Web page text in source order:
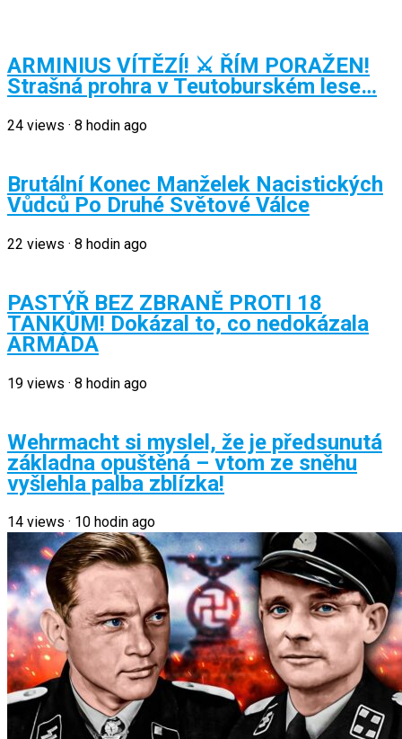
ARMINIUS VÍTĚZÍ! ⚔️ ŘÍM PORAŽEN!
Strašná prohra v Teutoburském lese…
24 views · 8 hodin ago
Brutální Konec Manželek Nacistických
Vůdců Po Druhé Světové Válce
22 views · 8 hodin ago
PASTÝŘ BEZ ZBRANĚ PROTI 18
TANKŮM! Dokázal to, co nedokázala
ARMÁDA
19 views · 8 hodin ago
Wehrmacht si myslel, že je předsunutá
základna opuštěná – vtom ze sněhu
vyšlehla palba zblízka!
14 views · 10 hodin ago